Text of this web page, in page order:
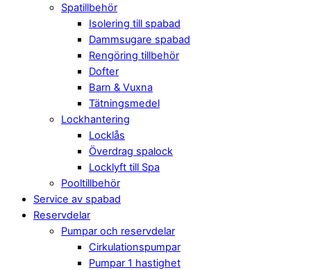
Spatillbehör
Isolering till spabad
Dammsugare spabad
Rengöring tillbehör
Dofter
Barn & Vuxna
Tätningsmedel
Lockhantering
Locklås
Överdrag spalock
Locklyft till Spa
Pooltillbehör
Service av spabad
Reservdelar
Pumpar och reservdelar
Cirkulationspumpar
Pumpar 1 hastighet